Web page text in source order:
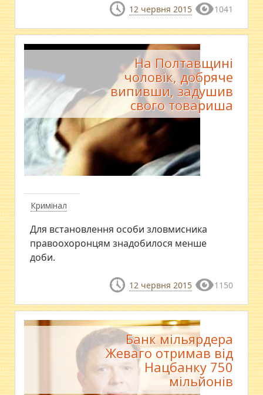
12 червня 2015 1041
Кримінал
На Полтавщині
чоловік, добряче
випивши, задушив
свого товариша
Для встановлення особи зловмисника
правоохоронцям знадобилося менше
доби.
12 червня 2015 1150
Банк мільярдера
Жеваго отримав від
Нацбанку 750
мільйонів